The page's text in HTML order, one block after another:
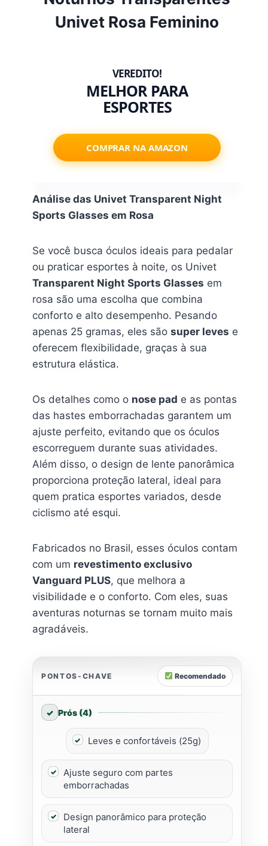
Univet Rosa Feminino
MELHOR PARA
ESPORTES
COMPRAR NA AMAZON
Análise das Univet Transparent Night
Sports Glasses em Rosa
Se você busca óculos ideais para pedalar
ou praticar esportes à noite, os Univet
Transparent Night Sports Glasses em
rosa são uma escolha que combina
conforto e alto desempenho. Pesando
apenas 25 gramas, eles são super leves e
oferecem flexibilidade, graças à sua
estrutura elástica.
Os detalhes como o nose pad e as pontas
das hastes emborrachadas garantem um
ajuste perfeito, evitando que os óculos
escorreguem durante suas atividades.
Além disso, o design de lente panorâmica
proporciona proteção lateral, ideal para
quem pratica esportes variados, desde
ciclismo até esqui.
Fabricados no Brasil, esses óculos contam
com um revestimento exclusivo
Vanguard PLUS, que melhora a
visibilidade e o conforto. Com eles, suas
aventuras noturnas se tornam muito mais
agradáveis.
PONTOS-CHAVE Recomendado
Prós (4)
Leves e confortáveis (25g)
Ajuste seguro com partes
emborrachadas
Design panorâmico para proteção
lateral